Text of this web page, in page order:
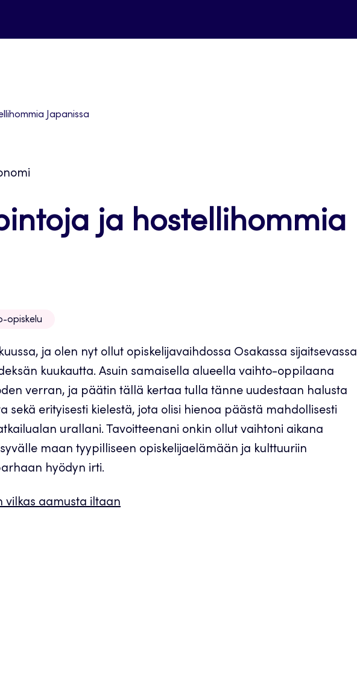
Japanissa
ja hostellihommia
opiskelu
ja olen nyt ollut opiskelijavaihdossa Osakassa sijaitsevassa
kuukautta. Asuin samaisella alueella vaihto-oppilaana
verran, ja päätin tällä kertaa tulla tänne uudestaan halusta
sekä erityisesti kielestä, jota olisi hienoa päästä mahdollisesti
urallani. Tavoitteenani onkin ollut vaihtoni aikana
maan tyypilliseen opiskelijaelämään ja kulttuuriin
hyödyn irti.